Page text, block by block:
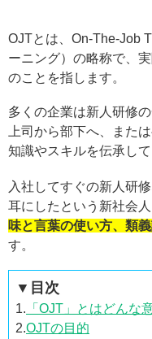
OJTとは、On-The-Job
ーニング）の略称で、
のことを指します。
多くの企業は新人研修
上司から部下へ、また
知識やスキルを伝承して
入社してすぐの新人研
耳にしたという新社会人
味と言葉の使い方、類
す。
▼目次
1. 「OJT」とはどんな
2.OJTの目的